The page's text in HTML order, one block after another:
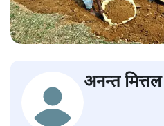
अनन्त मित्तल